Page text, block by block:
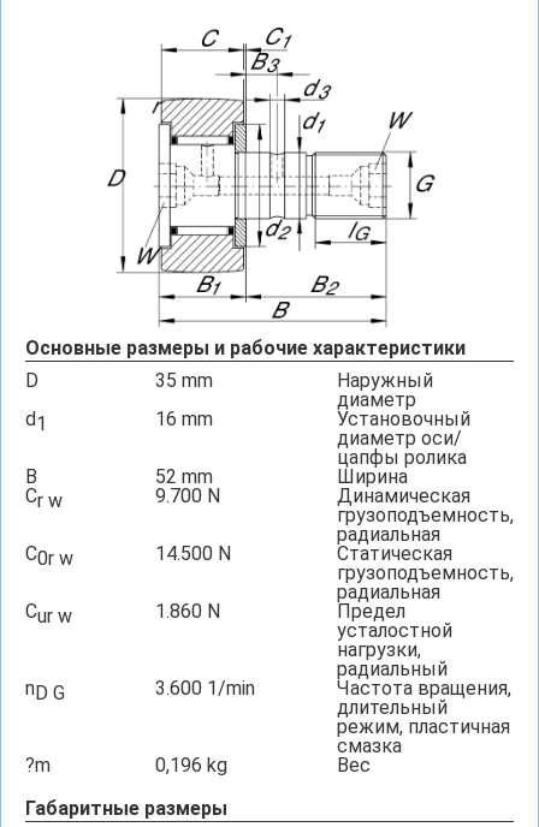
Основные размеры и рабочие характеристики
D
35 mm
Наружный
диаметр
d1 16 mm
Установочный
диаметр оси/
цапфы ролика
B
52 mm
Ширина
Cr w 9.700 N
Динамическая
грузоподъемность,
радиальная
C0r w 14.500 N
Статическая
грузоподъемность,
радиальная
Cur w 1.860 N
Предел
усталостной
нагрузки,
радиальный
nD G 3.600 1/min
Частота вращения,
длительный
режим, пластичная
смазка
?m
0,196 kg
Вес
Габаритные размеры